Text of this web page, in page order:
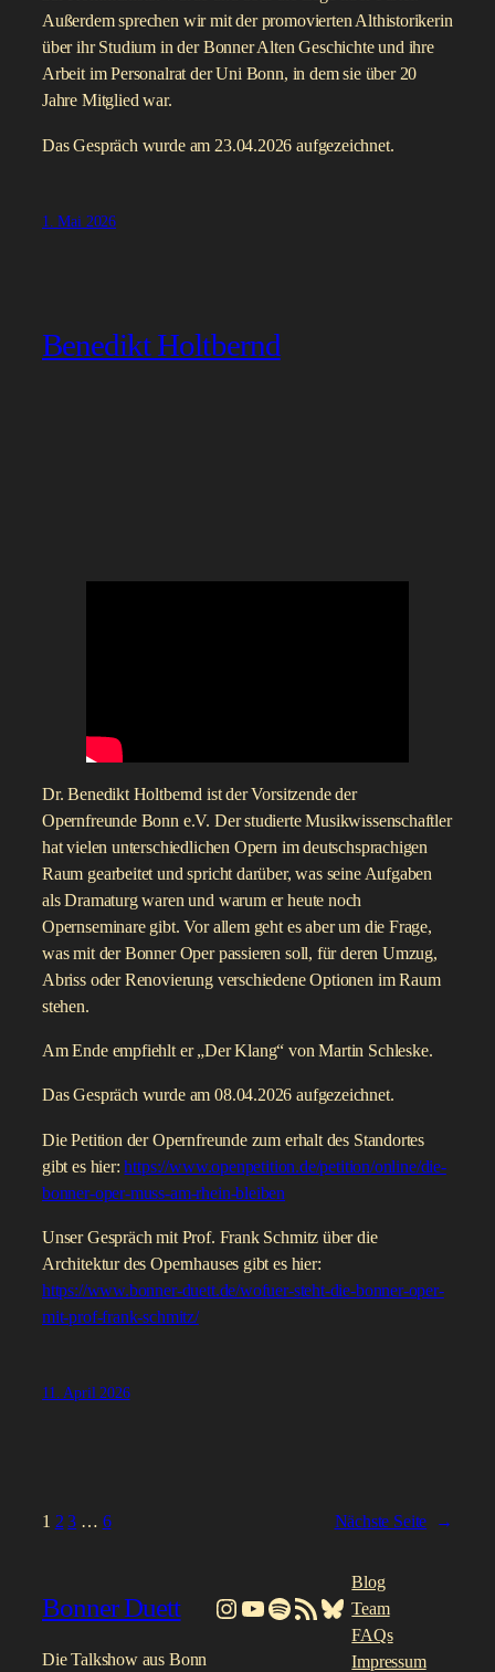
Außerdem sprechen wir mit der promovierten Althistorikerin
über ihr Studium in der Bonner Alten Geschichte und ihre
Arbeit im Personalrat der Uni Bonn, in dem sie über 20
Jahre Mitglied war.
Das Gespräch wurde am 23.04.2026 aufgezeichnet.
1. Mai 2026
Benedikt Holtbernd
Dr. Benedikt Holtbernd ist der Vorsitzende der
Opernfreunde Bonn e.V. Der studierte Musikwissenschaftler
hat vielen unterschiedlichen Opern im deutschsprachigen
Raum gearbeitet und spricht darüber, was seine Aufgaben
als Dramaturg waren und warum er heute noch
Opernseminare gibt. Vor allem geht es aber um die Frage,
was mit der Bonner Oper passieren soll, für deren Umzug,
Abriss oder Renovierung verschiedene Optionen im Raum
stehen.
Am Ende empfiehlt er „Der Klang“ von Martin Schleske.
Das Gespräch wurde am 08.04.2026 aufgezeichnet.
Die Petition der Opernfreunde zum erhalt des Standortes
gibt es hier:https://www.openpetition.de/petition/online/die-
bonner-oper-muss-am-rhein-bleiben
Unser Gespräch mit Prof. Frank Schmitz über die
Architektur des Opernhauses gibt es hier:
https://www.bonner-duett.de/wofuer-steht-die-bonner-oper-
mit-prof-frank-schmitz/
11. April 2026
1 2 3 … 6 Nächste Seite →
Bonner Duett
Die Talkshow aus Bonn
Instagram
YouTube
Spotify
RSS-FeedBluesky
Blog
Team
FAQs
Impressum